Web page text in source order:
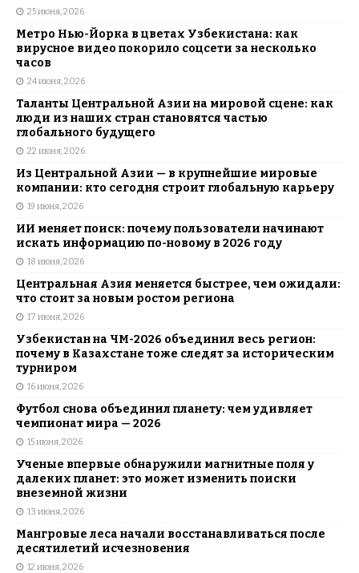
25 июня, 2026
Метро Нью-Йорка в цветах Узбекистана: как
вирусное видео покорило соцсети за несколько
часов
24 июня, 2026
Таланты Центральной Азии на мировой сцене: как
люди из наших стран становятся частью
глобального будущего
22 июня, 2026
Из Центральной Азии — в крупнейшие мировые
компании: кто сегодня строит глобальную карьеру
19 июня, 2026
ИИ меняет поиск: почему пользователи начинают
искать информацию по-новому в 2026 году
18 июня, 2026
Центральная Азия меняется быстрее, чем ожидали:
что стоит за новым ростом региона
17 июня, 2026
Узбекистан на ЧМ-2026 объединил весь регион:
почему в Казахстане тоже следят за историческим
турниром
16 июня, 2026
Футбол снова объединил планету: чем удивляет
чемпионат мира — 2026
15 июня, 2026
Ученые впервые обнаружили магнитные поля у
далеких планет: это может изменить поиски
внеземной жизни
13 июня, 2026
Мангровые леса начали восстанавливаться после
десятилетий исчезновения
12 июня, 2026